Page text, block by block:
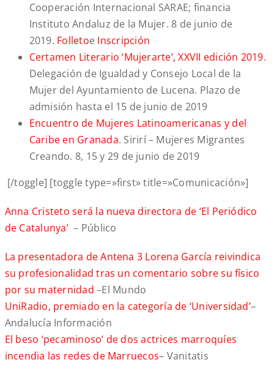
Cooperación Internacional SARAE; financia
Instituto Andaluz de la Mujer. 8 de junio de
2019. Folletoe Inscripción
Certamen Literario ‘Mujerarte’, XXVII edición 2019.
Delegación de Igualdad y Consejo Local de la
Mujer del Ayuntamiento de Lucena. Plazo de
admisión hasta el 15 de junio de 2019
Encuentro de Mujeres Latinoamericanas y del
Caribe en Granada. Sirirí – Mujeres Migrantes
Creando. 8, 15 y 29 de junio de 2019
[/toggle] [toggle type=»first» title=»Comunicación»]
Anna Cristeto será la nueva directora de ‘El Periódico
de Catalunya’– Público
La presentadora de Antena 3 Lorena García reivindica
su profesionalidad tras un comentario sobre su físico
por su maternidad –El Mundo
UniRadio, premiado en la categoría de ‘Universidad’–
Andalucía Información
El beso ‘pecaminoso’ de dos actrices marroquíes
incendia las redes de Marruecos– Vanitatis